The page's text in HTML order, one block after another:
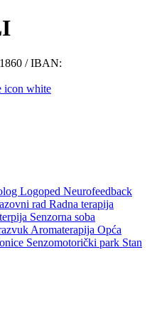
/ IBAN:
Logoped Neurofeedback
rad Radna terapija
Senzorna soba
Aromaterapija Opća
Senzomotorički park Stan